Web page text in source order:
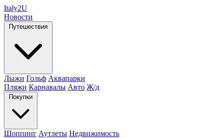
Italy2U
Новости
Путешествия
Лыжи Гольф Аквапарки
Пляжи Карнавалы Авто Ж/д
Покупки
Шоппинг Аутлеты Недвижимость